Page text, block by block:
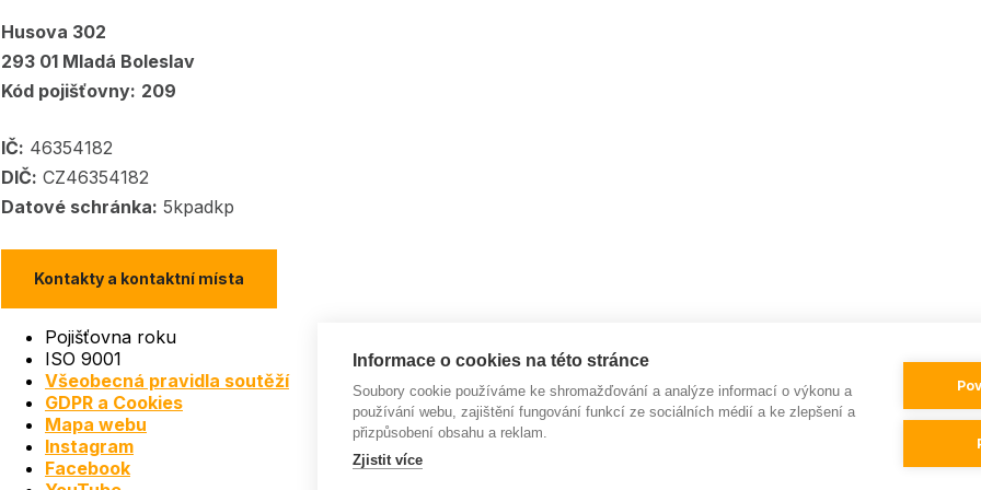
Husova 302
293 01 Mladá Boleslav
Kód pojišťovny: 209
IČ: 46354182
DIČ: CZ46354182
Datové schránka: 5kpadkp
Kontakty a kontaktní místa
Pojišťovna roku
ISO 9001
Všeobecná pravidla soutěží
GDPR a Cookies
Mapa webu
Instagram
Facebook
Informace o cookies na této stránce
Soubory cookie používáme ke shromažďování a analýze informací o výkonu a
používání webu, zajištění fungování funkcí ze sociálních médií a ke zlepšení a
přizpůsobení obsahu a reklam.
Zjistit více